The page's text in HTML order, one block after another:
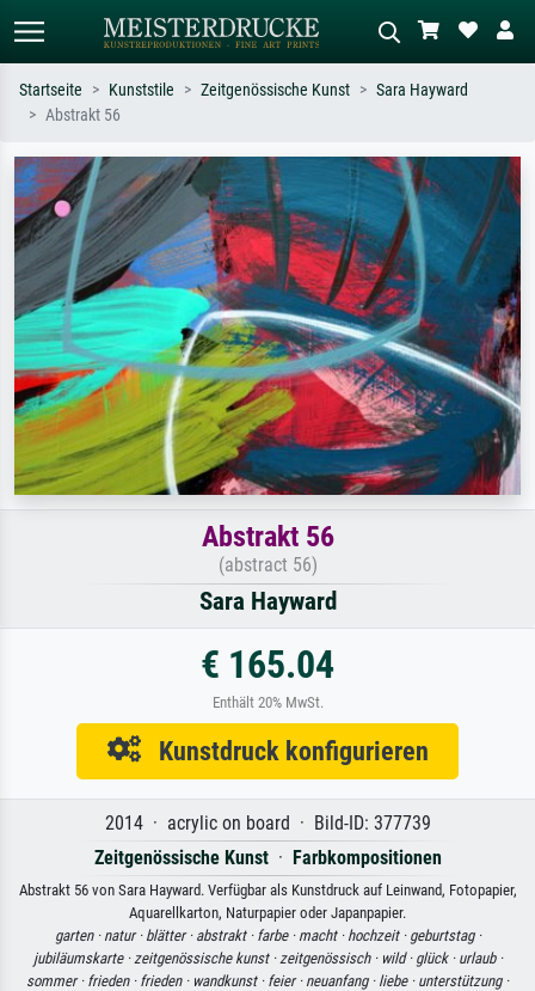
Suchen Sie nach Künstlern, Werktiteln
oder Stilen – z.B. Monet,
Sternennacht, Impressionismus, Welle
Hokusai, Akt.
Beschreiben Sie die Szene – z.B. Grüne
Wiese, Abstrakt mit viel Rot, Dunkles
Ölgemälde, Stehender Akt neben einem
Baum.
Startseite Kunststile Zeitgenössische Kunst
Sara Hayward
Abstrakt 56
Abstrakt 56
(abstract 56)
Sara Hayward
€ 165.04
Enthält 20% MwSt.
Kunstdruck konfigurieren
2014 · acrylic on board · Bild-ID: 377739
Zeitgenössische Kunst· Farbkompositionen
Abstrakt 56 von Sara Hayward. Verfügbar als Kunstdruck auf Leinwand, Fotopapier,
Aquarellkarton, Naturpapier oder Japanpapier.
garten · natur · blätter · abstrakt · farbe · macht · hochzeit · geburtstag ·
jubiläumskarte ·zeitgenössische kunst ·zeitgenössisch · wild · glück · urlaub ·
sommer · frieden · frieden · wandkunst · feier · neuanfang · liebe · unterstützung ·